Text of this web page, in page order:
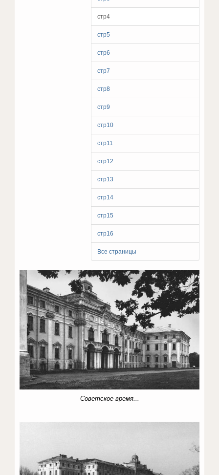
стр4
стр5
стр6
стр7
стр8
стр9
стр10
стр11
стр12
стр13
стр14
стр15
стр16
Все страницы
Советское время...